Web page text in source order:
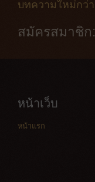
บทความใหม่กว่า
สมัครสมาชิก:
หน้าเว็บ
หน้าแรก